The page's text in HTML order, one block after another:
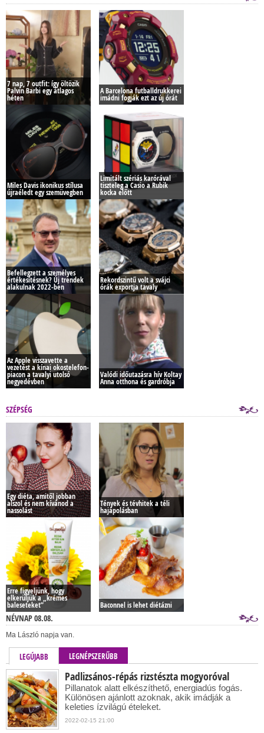
7 nap, 7 outfit: így öltözik
Palvin Barbi egy átlagos
héten
A Barcelona futballdrukkerei
imádni fogják ezt az új órát
Miles Davis ikonikus stílusa
újraéledt egy szemüvegben
Limitált szériás karórával
tiszteleg a Casio a Rubik
kocka előtt
Befellegzett a személyes
értékesítésnek? Új trendek
alakulnak 2022-ben
Rekordszintű volt a svájci
órák exportja tavaly
Az Apple visszavette a
vezetést a kínai okostelefon-
piacon a tavalyi utolsó
negyedévben
Valódi időutazásra hív Koltay
Anna otthona és gardróbja
SZÉPSÉG
Egy diéta, amitől jobban
alszol és nem kívánod a
nassolást
Tények és tévhitek a téli
hajápolásban
Erre figyeljünk, hogy
elkerüljük a „krémes
baleseteket” Baconnel is lehet diétázni
NÉVNAP 08.08.
Ma László napja van.
LEGÚJABB LEGNÉPSZERŰBB
Padlizsános-répás rizstészta mogyoróval
Pillanatok alatt elkészíthető, energiadús fogás.
Különösen ajánlott azoknak, akik imádják a
keleties ízvilágú ételeket.
2022-02-15 21:00